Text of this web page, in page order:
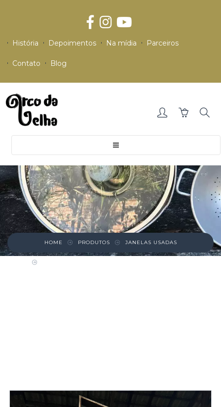
História Depoimentos Na mídia Parceiros
Contato Blog
HOME PRODUTOS JANELAS USADAS